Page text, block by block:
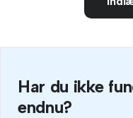
Har du ikke
endnu?